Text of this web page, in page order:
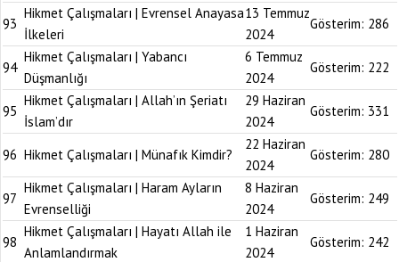
93
Hikmet Çalışmaları | Evrensel Anayasa
İlkeleri
13 Temmuz
2024
Gösterim: 286
94
Hikmet Çalışmaları | Yabancı
Düşmanlığı
6 Temmuz
2024
Gösterim: 222
95
Hikmet Çalışmaları | Allah’ın Şeriatı
İslam’dır
29 Haziran
2024
Gösterim: 331
96 Hikmet Çalışmaları | Münafık Kimdir?
22 Haziran
2024
Gösterim: 280
97
Hikmet Çalışmaları | Haram Ayların
Evrenselliği
8 Haziran
2024
Gösterim: 249
98
Hikmet Çalışmaları | Hayatı Allah ile
Anlamlandırmak
1 Haziran
2024
Gösterim: 242